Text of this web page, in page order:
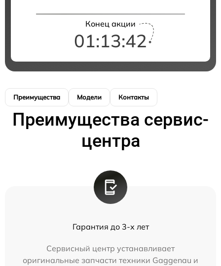
Конец акции
01:13:42
Преимущества Модели Контакты
Преимущества сервис-
центра
Гарантия до 3-х лет
Сервисный центр устанавливает
оригинальные запчасти техники Gaggenau и